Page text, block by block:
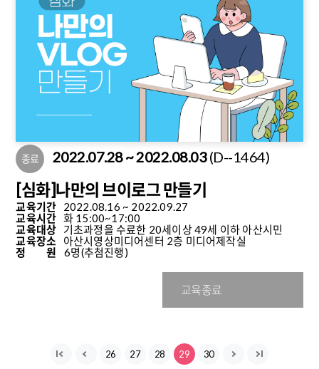
종료 2022.07.28 ~ 2022.08.03(D--1464)
[심화]나만의 브이로그 만들기
교육기간 2022.08.16 ~ 2022.09.27
교육시간 화 15:00~17:00
교육대상 기초과정을 수료한 20세이상 49세 이하 아산시민
교육장소 아산시영상미디어센터 2층 미디어제작실
정 원
6명(추첨진행)
교육종료
26 27 28 29 30